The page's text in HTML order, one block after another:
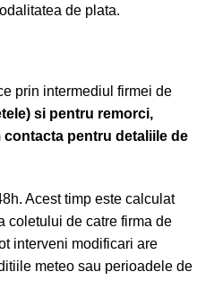
de plata.
prin intermediul firmei de
si pentru remorci,
pentru detaliile de
Acest timp este calculat
coletului de catre firma de
interveni modificari are
meteo sau perioadele de